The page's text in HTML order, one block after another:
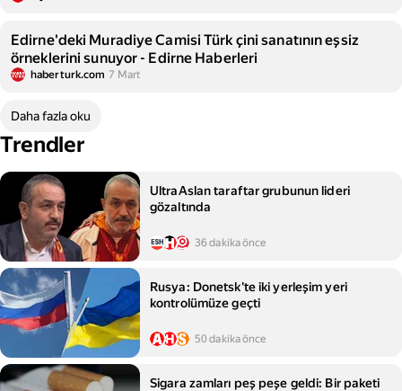
Edirne'deki Muradiye Camisi Türk çini sanatının eşsiz
örneklerini sunuyor - Edirne Haberleri
haberturk.com 7 Mart
Daha fazla oku
Trendler
UltraAslan taraftar grubunun lideri
gözaltında
36 dakika önce
Rusya: Donetsk'te iki yerleşim yeri
kontrolümüze geçti
50 dakika önce
Sigara zamları peş peşe geldi: Bir paketi